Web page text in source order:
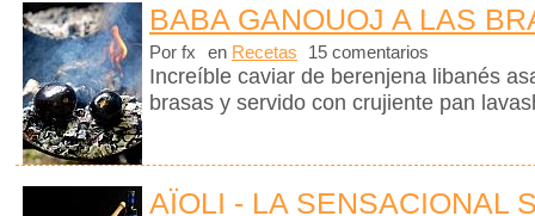
BABA GANOUOJ A LAS
Por fx en Recetas 15 comentarios
Increíble caviar de berenjena libanés
brasas y servido con crujiente pan
AÏOLI - LA SENSACIONAL